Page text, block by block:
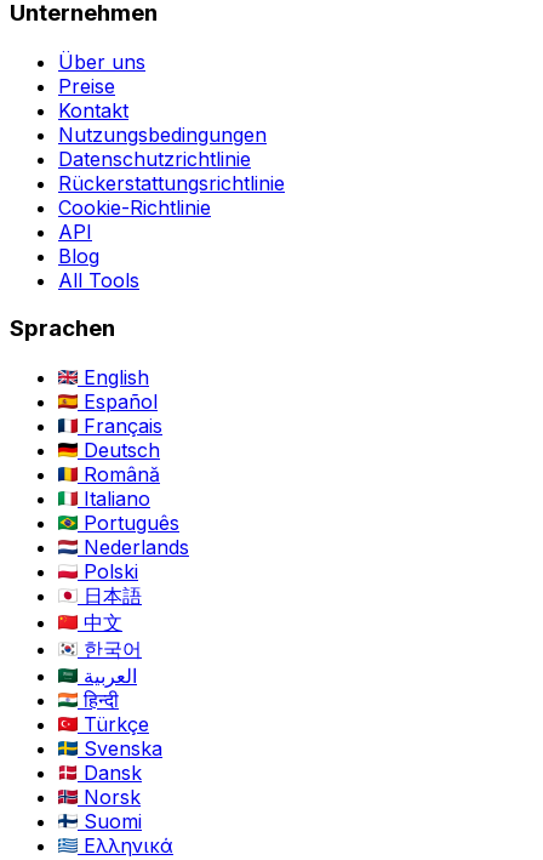
Unternehmen
Über uns
Preise
Kontakt
Nutzungsbedingungen
Datenschutzrichtlinie
Rückerstattungsrichtlinie
Cookie-Richtlinie
API
Blog
All Tools
Sprachen
English
Español
Français
Deutsch
Română
Italiano
Português
Nederlands
Polski
日本語
中文
한국어
العربية
हिन्दी
Türkçe
Svenska
Dansk
Norsk
Suomi
Ελληνικά